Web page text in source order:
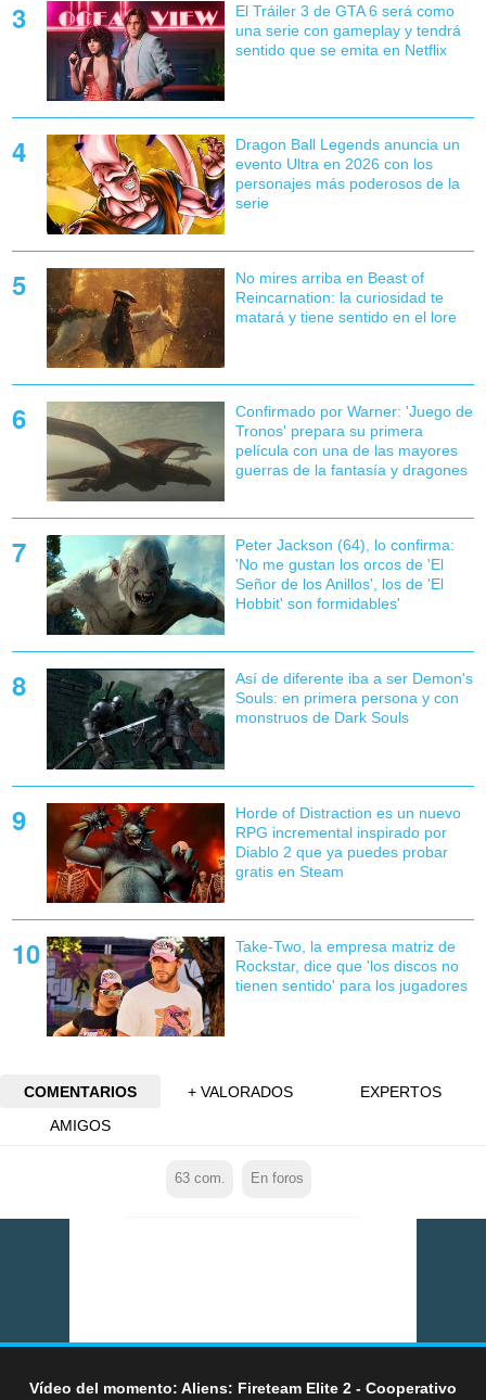
El Tráiler 3 de GTA 6 será como
una serie con gameplay y tendrá
sentido que se emita en Netflix
Dragon Ball Legends anuncia un
evento Ultra en 2026 con los
personajes más poderosos de la
serie
No mires arriba en Beast of
Reincarnation: la curiosidad te
matará y tiene sentido en el lore
Confirmado por Warner: 'Juego de
Tronos' prepara su primera
película con una de las mayores
guerras de la fantasía y dragones
Peter Jackson (64), lo confirma:
'No me gustan los orcos de 'El
Señor de los Anillos', los de 'El
Hobbit' son formidables'
Así de diferente iba a ser Demon's
Souls: en primera persona y con
monstruos de Dark Souls
Horde of Distraction es un nuevo
RPG incremental inspirado por
Diablo 2 que ya puedes probar
gratis en Steam
Take-Two, la empresa matriz de
Rockstar, dice que 'los discos no
tienen sentido' para los jugadores
COMENTARIOS + VALORADOS
EXPERTOS
AMIGOS
63com. En foros
Vídeo del momento: Aliens: Fireteam Elite 2 - Cooperativo